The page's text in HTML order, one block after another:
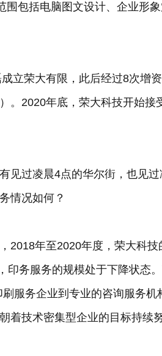
围包括电脑图文设计、企业形
立荣大有限，此后经过8次增
。2020年底，荣大科技开始
见过凌晨4点的华尔街，也见
情况如何？
2018年至2020年度，荣大科技
印务服务的规模处于下降状态
刷服务企业到专业的咨询服务
着技术密集型企业的目标持续